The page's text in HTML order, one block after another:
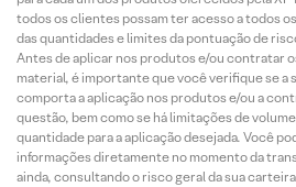
todos os clientes possam ter acesso a todos
das quantidades e limites da pontuação de
Antes de aplicar nos produtos e/ou contratar
material, é importante que você verifique se a
comporta a aplicação nos produtos e/ou a
questão, bem como se há limitações de
quantidade para a aplicação desejada. Você
informações diretamente no momento da
ainda, consultando o risco geral da sua